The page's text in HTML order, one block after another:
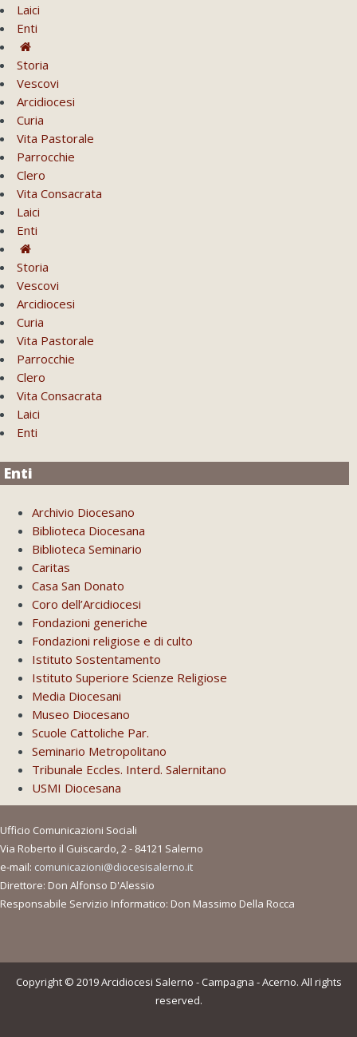
Laici
Enti
Storia
Vescovi
Arcidiocesi
Curia
Vita Pastorale
Parrocchie
Clero
Vita Consacrata
Laici
Enti
Storia
Vescovi
Arcidiocesi
Curia
Vita Pastorale
Parrocchie
Clero
Vita Consacrata
Laici
Enti
Enti
Archivio Diocesano
Biblioteca Diocesana
Biblioteca Seminario
Caritas
Casa San Donato
Coro dell’Arcidiocesi
Fondazioni generiche
Fondazioni religiose e di culto
Istituto Sostentamento
Istituto Superiore Scienze Religiose
Media Diocesani
Museo Diocesano
Scuole Cattoliche Par.
Seminario Metropolitano
Tribunale Eccles. Interd. Salernitano
USMI Diocesana
Ufficio Comunicazioni Sociali
Via Roberto il Guiscardo, 2 - 84121 Salerno
e-mail: comunicazioni@diocesisalerno.it
Direttore: Don Alfonso D'Alessio
Responsabile Servizio Informatico: Don Massimo Della Rocca
Copyright © 2019 Arcidiocesi Salerno - Campagna - Acerno. All rights
reserved.